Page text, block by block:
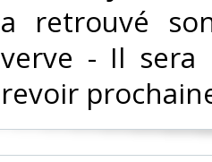
a retrouvé
verve - Il sera
revoir